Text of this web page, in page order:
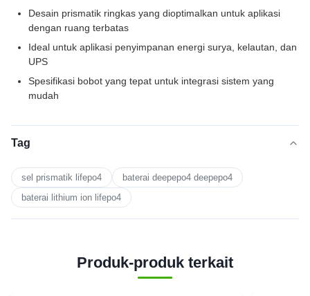
Desain prismatik ringkas yang dioptimalkan untuk aplikasi
dengan ruang terbatas
Ideal untuk aplikasi penyimpanan energi surya, kelautan, dan
UPS
Spesifikasi bobot yang tepat untuk integrasi sistem yang
mudah
Tag
sel prismatik lifepo4
baterai deepepo4 deepepo4
baterai lithium ion lifepo4
Produk-produk terkait